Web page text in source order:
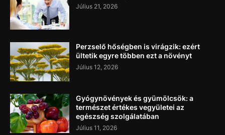
Július 21, 2026
Perzselő hőségben is virágzik: ezért
ültetik egyre többen ezt a növényt
Július 12, 2026
Gyógynövények és gyümölcsök: a
természet értékes vegyületei az
egészség szolgálatában
Július 11, 2026